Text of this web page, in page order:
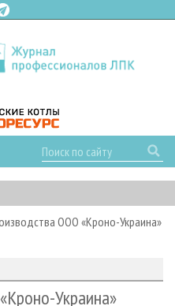
ООО «Кроно-Украина»
Украина»